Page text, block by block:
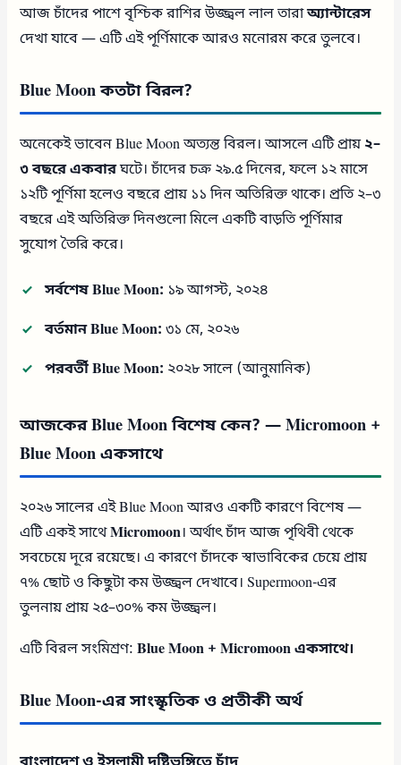
আজ চাঁদের পাশে বৃশ্চিক রাশির উজ্জ্বল লাল তারাঅ্যান্টারেস
দেখা যাবে — এটি এই পূর্ণিমাকে আরও মনোরম করে তুলবে।
Blue Moon কতটা বিরল?
অনেকেই ভাবেন Blue Moon অত্যন্ত বিরল। আসলে এটি প্রায়২–
৩ বছরে একবারঘটে। চাঁদের চক্র ২৯.৫ দিনের, ফলে ১২ মাসে
১২টি পূর্ণিমা হলেও বছরে প্রায় ১১ দিন অতিরিক্ত থাকে। প্রতি ২–৩
বছরে এই অতিরিক্ত দিনগুলো মিলে একটি বাড়তি পূর্ণিমার
সুযোগ তৈরি করে।
সর্বশেষ Blue Moon: ১৯ আগস্ট, ২০২৪
বর্তমান Blue Moon: ৩১ মে, ২০২৬
পরবর্তী Blue Moon: ২০২৮ সালে (আনুমানিক)
আজকের Blue Moon বিশেষ কেন? — Micromoon +
Blue Moon একসাথে
২০২৬ সালের এই Blue Moon আরও একটি কারণে বিশেষ —
এটি একই সাথেMicromoon। অর্থাৎ চাঁদ আজ পৃথিবী থেকে
সবচেয়ে দূরে রয়েছে। এ কারণে চাঁদকে স্বাভাবিকের চেয়ে প্রায়
৭% ছোট ও কিছুটা কম উজ্জ্বল দেখাবে। Supermoon-এর
তুলনায় প্রায় ২৫–৩০% কম উজ্জ্বল।
এটি বিরল সংমিশ্রণ:Blue Moon + Micromoon একসাথে।
Blue Moon-এর সাংস্কৃতিক ও প্রতীকী অর্থ